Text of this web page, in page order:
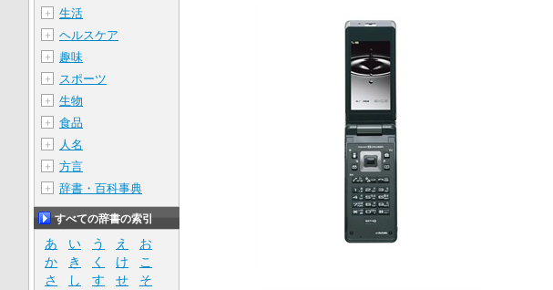
＋ 生活
＋ ヘルスケア
＋ 趣味
＋ スポーツ
＋ 生物
＋ 食品
＋ 人名
＋ 方言
＋ 辞書・百科事典
すべての辞書の索引
あ い う え
お
か
き く け
こ
さ
し す せ
そ